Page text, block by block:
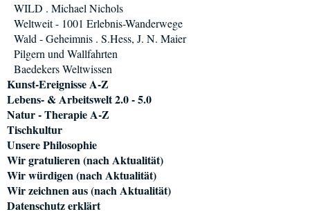
WILD . Michael Nichols
Weltweit - 1001 Erlebnis-Wanderwege
Wald - Geheimnis . S.Hess, J. N. Maier
Pilgern und Wallfahrten
Baedekers Weltwissen
Kunst-Ereignisse A-Z
Lebens- & Arbeitswelt 2.0 - 5.0
Natur - Therapie A-Z
Tischkultur
Unsere Philosophie
Wir gratulieren (nach Aktualität)
Wir würdigen (nach Aktualität)
Wir zeichnen aus (nach Aktualität)
Datenschutz erklärt